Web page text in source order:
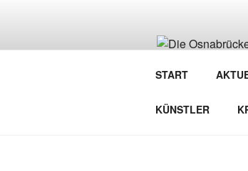
DIE
START
KÜNSTLER